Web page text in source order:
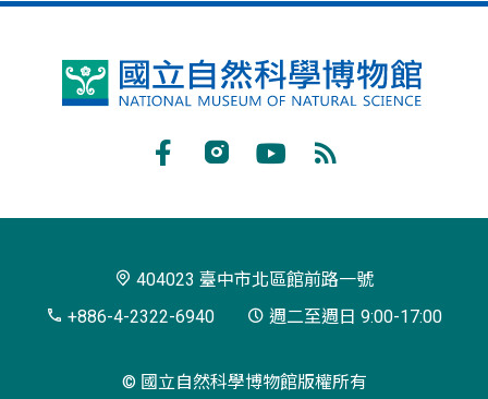
國
博
閱
404023 臺中市北區館前路一號
+886-4-2322-6940
週二至週日 9:00-17:00
© 國立自然科學博物館版權所有